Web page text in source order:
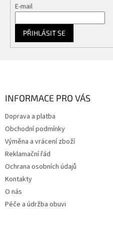
E-mail
PŘIHLÁSIT SE
INFORMACE PRO VÁS
Doprava a platba
Obchodní podmínky
Výměna a vrácení zboží
Reklamační řád
Ochrana osobních údajů
Kontakty
O nás
Péče a údržba obuvi